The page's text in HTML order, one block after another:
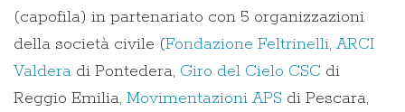
(capofila) in partenariato con 5 organizzazioni
della società civile (Fondazione Feltrinelli, ARCI
Valdera di Pontedera, Giro del Cielo CSC di
Reggio Emilia, Movimentazioni APS di Pescara,